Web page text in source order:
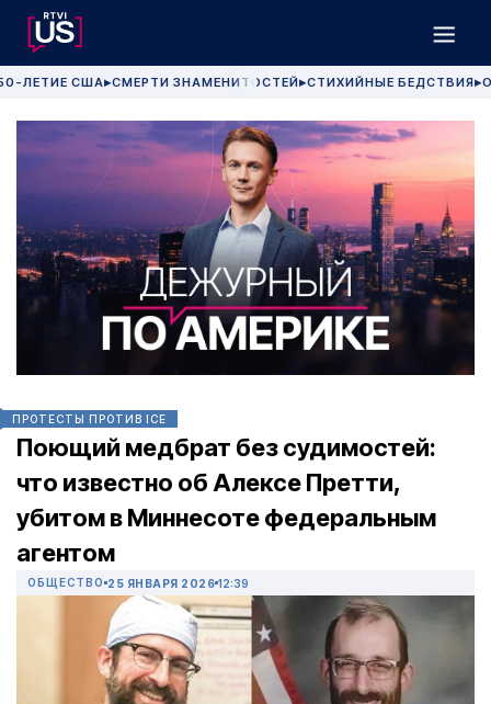
ЛЕТИЕ США▶СМЕРТИ ЗНАМЕНИТОСТЕЙ▶СТИХИЙНЫЕ БЕДСТВИЯ▶
ПРОТЕСТЫ ПРОТИВ ICE
Поющий медбрат без судимостей:
что известно об Алексе Претти,
убитом в Миннесоте федеральным
агентом
ОБЩЕСТВО 25 ЯНВАРЯ 2026 12:39